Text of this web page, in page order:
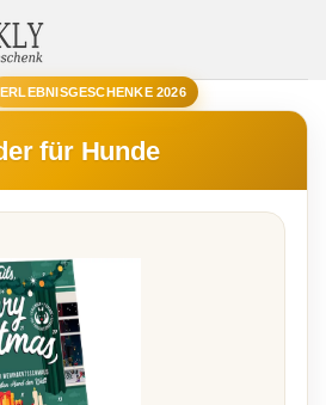
ERLEBNISGESCHENKE 2026
für Hunde